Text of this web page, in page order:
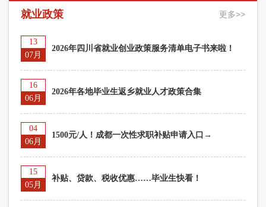
就业政策 更多>>
13
07月
2026年四川省就业创业政策服务清单电子书来啦！
16
06月
2026年各地毕业生返乡就业人才政策合集
04
06月
1500元/人！成都一次性求职补贴申请入口→
15
05月
补贴、贷款、税收优惠……毕业生快看！